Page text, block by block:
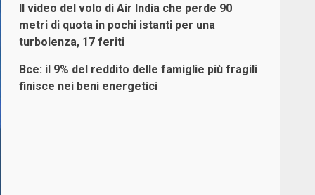
Il video del volo di Air India che perde 90
metri di quota in pochi istanti per una
turbolenza, 17 feriti
Bce: il 9% del reddito delle famiglie più fragili
finisce nei beni energetici